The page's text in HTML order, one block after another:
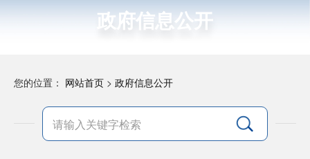
政府信息公开
您的位置： 网站首页 > 政府信息公开